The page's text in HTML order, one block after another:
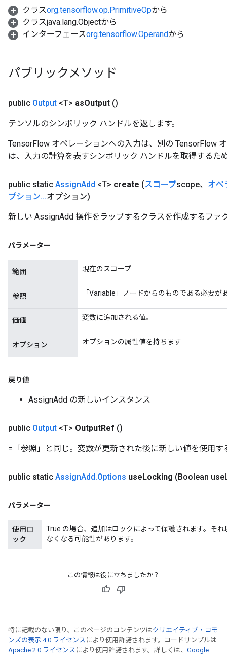
クラスorg.tensorflow.op.PrimitiveOpから
クラスjava.lang.Objectから
インターフェースorg.tensorflow.Operandから
パブリックメソッド
public Output <T> asOutput ()
テンソルのシンボリック ハンドルを返します。
TensorFlow オペレーションへの入力は、別の TensorFlow
は、入力の計算を表すシンボリック ハンドルを取得するた
public static AssignAdd <T> create (スコープscope、 オペ
プション...オプション)
新しい AssignAdd 操作をラップするクラスを作成するファ
パラメーター
範囲 現在のスコープ
参照 「Variable」ノードからのものである必要が
価値 変数に追加される値。
オプション オプションの属性値を持ちます
戻り値
AssignAdd の新しいインスタンス
public Output <T> OutputRef ()
=「参照」と同じ。変数が更新された後に新しい値を使用
public static AssignAdd.Options useLocking (Boolean use
パラメーター
使用ロ
ック
True の場合、追加はロックによって保護されます。そ
なくなる可能性があります。
この情報は役に立ちましたか？
特に記載のない限り、このページのコンテンツはクリエイティブ・コモ
ンズの表示 4.0 ライセンス により使用許諾されます。コードサンプルは
Apache 2.0 ライセンス により使用許諾されます。詳しくは、 Google